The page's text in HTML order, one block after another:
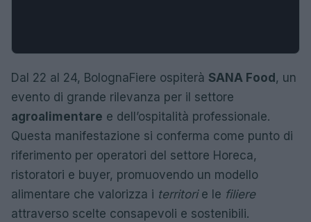
Dal 22 al 24, BolognaFiere ospiterà SANA Food, un
evento di grande rilevanza per il settore
agroalimentare e dell’ospitalità professionale.
Questa manifestazione si conferma come punto di
riferimento per operatori del settore Horeca,
ristoratori e buyer, promuovendo un modello
alimentare che valorizza i territorie le filiere
attraverso scelte consapevoli e sostenibili.